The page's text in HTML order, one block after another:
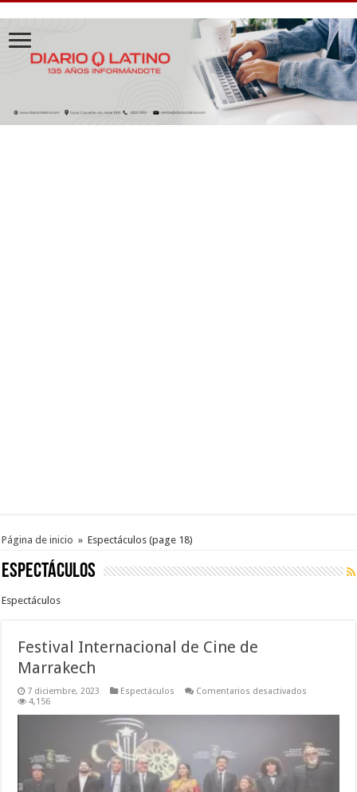
Página de inicio » Espectáculos (page 18)
Espectáculos
Espectáculos
Festival Internacional de Cine de
Marrakech
7 diciembre, 2023 Espectáculos Comentarios desactivados
de
Marrakech
4,156